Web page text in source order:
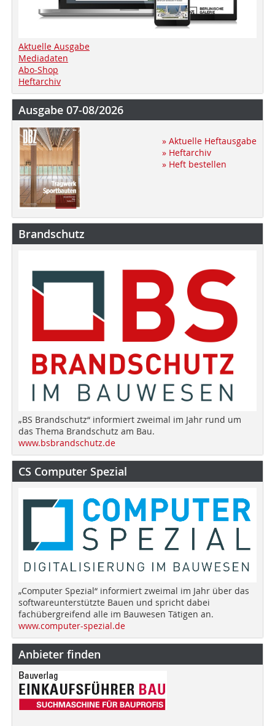
Aktuelle Ausgabe
Mediadaten
Abo-Shop
Heftarchiv
Ausgabe 07-08/2026
» Aktuelle Heftausgabe
» Heftarchiv
» Heft bestellen
Brandschutz
„BS Brandschutz“ informiert zweimal im Jahr rund um
das Thema Brandschutz am Bau.
www.bsbrandschutz.de
CS Computer Spezial
„Computer Spezial“ informiert zweimal im Jahr über das
softwareunterstützte Bauen und spricht dabei
fachübergreifend alle im Bauwesen Tätigen an.
www.computer-spezial.de
Anbieter finden